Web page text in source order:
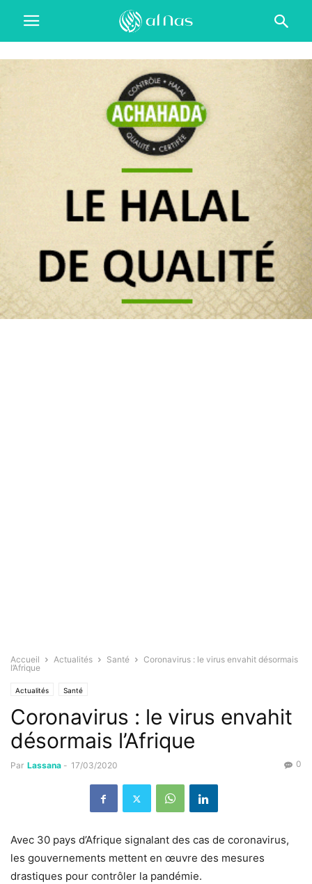
Accueil Actualités Santé
Coronavirus : le virus envahit désormais
l’Afrique
Actualités Santé
Coronavirus : le virus envahit
désormais l’Afrique
Par Lassana - 17/03/2020 0
Avec 30 pays d’Afrique signalant des cas de coronavirus,
les gouvernements mettent en œuvre des mesures
drastiques pour contrôler la pandémie.